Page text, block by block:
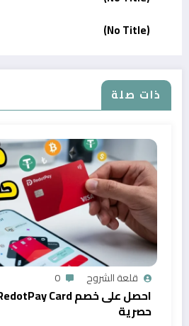
(No Title)
ذات صلة
قلعة الشروح 0
حصرية